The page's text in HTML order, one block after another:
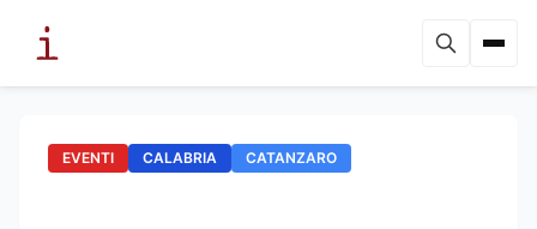
EVENTI CALABRIA CATANZARO